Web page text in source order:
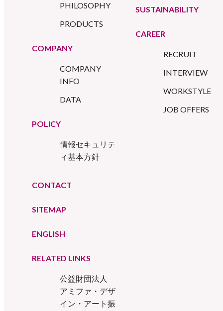
PHILOSOPHY
PRODUCTS
COMPANY
COMPANY
INFO
DATA
POLICY
情報セキュリテ
ィ基本方針
SUSTAINABILITY
CAREER
RECRUIT
INTERVIEW
WORKSTYLE
JOB OFFERS
CONTACT
SITEMAP
ENGLISH
RELATED LINKS
公益財団法人
アミファ・デザ
イン・アート振